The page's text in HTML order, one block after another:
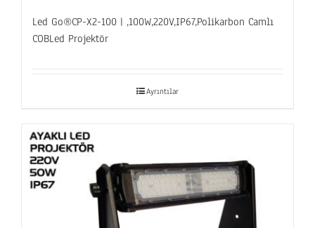
Led Go®CP-X2-100 | ,100W,220V,IP67,Polikarbon Camlı
COBLed Projektör
Ayrıntılar